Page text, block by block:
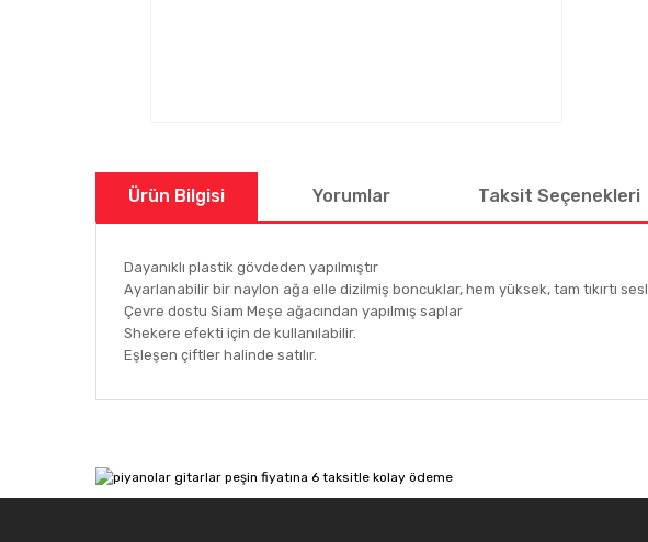
Ürün Bilgisi Yorumlar Taksit Seçenekleri
Dayanıklı plastik gövdeden yapılmıştır
Ayarlanabilir bir naylon ağa elle dizilmiş boncuklar, hem yüksek, tam tıkırtı
Çevre dostu Siam Meşe ağacından yapılmış saplar
Shekere efekti için de kullanılabilir.
Eşleşen çiftler halinde satılır.
Görüş ve önerileriniz için teşekkür ederiz.
Ürün açıklamasında eksik bilgiler bulunuyor.